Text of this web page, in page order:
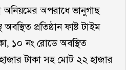
অনিয়মের অপরাধে ভানুগাছ
প্রতিষ্ঠান ফাষ্ট টাইম
১০ নং রোডে অবস্থিত
টাকা সহ মোট ২২ হাজার